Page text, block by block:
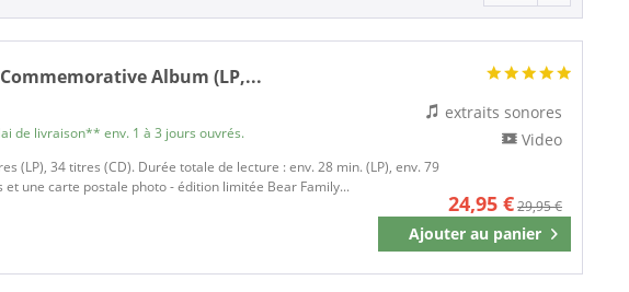
Album (LP,...
de livraison** env. 1 à 3 jours ouvrés.
(LP), 34 titres (CD). Durée totale de lecture : env. 28 min. (LP), env. 79
une carte postale photo - édition limitée Bear Family...
24,95 €29,95 €
Ajouter au panier
Mémoriser
extraits sonores
Video